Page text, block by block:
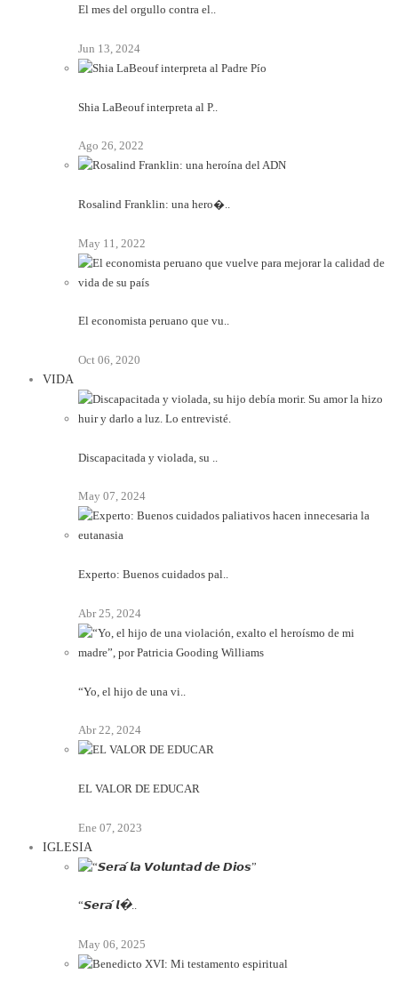
El mes del orgullo contra el..
Jun 13, 2024
Shia LaBeouf interpreta al P..
Ago 26, 2022
Rosalind Franklin: una hero�..
May 11, 2022
El economista peruano que vu..
Oct 06, 2020
VIDA
Discapacitada y violada, su ..
May 07, 2024
Experto: Buenos cuidados pal..
Abr 25, 2024
“Yo, el hijo de una vi..
Abr 22, 2024
EL VALOR DE EDUCAR
Ene 07, 2023
IGLESIA
“𝙎𝙚𝙧𝙖́ 𝙡�..
May 06, 2025